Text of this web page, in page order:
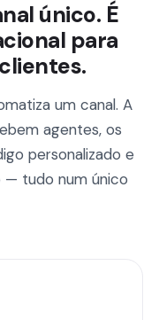
único. É
para
um canal. A
agentes, os
personalizado e
— tudo num único